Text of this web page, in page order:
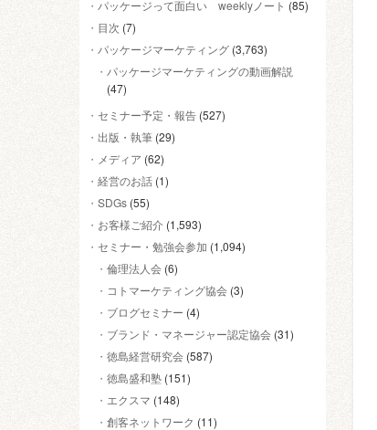
パッケージって面白い weeklyノート (85)
目次 (7)
パッケージマーケティング (3,763)
パッケージマーケティングの動画解説
(47)
セミナー予定・報告 (527)
出版・執筆 (29)
メディア (62)
経営のお話 (1)
SDGs (55)
お客様ご紹介 (1,593)
セミナー・勉強会参加 (1,094)
倫理法人会 (6)
コトマーケティング協会 (3)
ブログセミナー (4)
ブランド・マネージャー認定協会 (31)
徳島経営研究会 (587)
徳島盛和塾 (151)
エクスマ (148)
創客ネットワーク (11)